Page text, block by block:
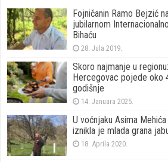
Fojničanin Ramo Bejzić
jubilarnom
Bihaću
28. Jula 2019.
Skoro najmanje u
Hercegovac pojede oko
godišnje
14. Januara 2025.
U voćnjaku Asima
iznikla je mlada grana
18. Aprila 2020.